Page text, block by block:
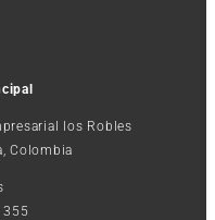
los Robles
Colombia